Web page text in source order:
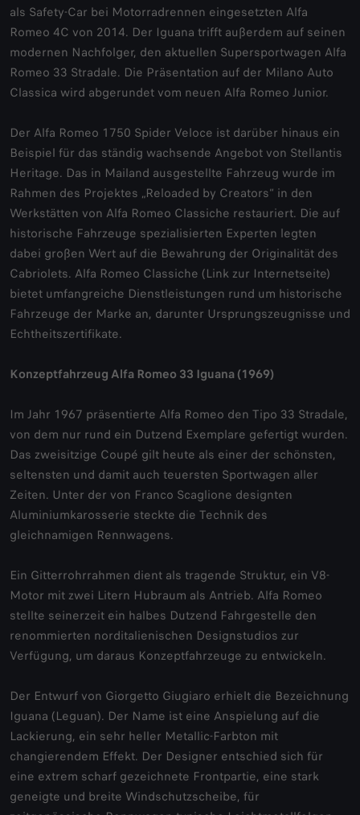
als Safety-Car bei Motorradrennen eingesetzten Alfa
Romeo 4C von 2014. Der Iguana trifft außerdem auf seinen
modernen Nachfolger, den aktuellen Supersportwagen Alfa
Romeo 33 Stradale. Die Präsentation auf der Milano Auto
Classica wird abgerundet vom neuen Alfa Romeo Junior.
Der Alfa Romeo 1750 Spider Veloce ist darüber hinaus ein
Beispiel für das ständig wachsende Angebot von Stellantis
Heritage. Das in Mailand ausgestellte Fahrzeug wurde im
Rahmen des Projektes „Reloaded by Creators“ in den
Werkstätten von Alfa Romeo Classiche restauriert. Die auf
historische Fahrzeuge spezialisierten Experten legten
dabei großen Wert auf die Bewahrung der Originalität des
Cabriolets. Alfa Romeo Classiche (Link zur Internetseite)
bietet umfangreiche Dienstleistungen rund um historische
Fahrzeuge der Marke an, darunter Ursprungszeugnisse und
Echtheitszertifikate.
Konzeptfahrzeug Alfa Romeo 33 Iguana (1969)
Im Jahr 1967 präsentierte Alfa Romeo den Tipo 33 Stradale,
von dem nur rund ein Dutzend Exemplare gefertigt wurden.
Das zweisitzige Coupé gilt heute als einer der schönsten,
seltensten und damit auch teuersten Sportwagen aller
Zeiten. Unter der von Franco Scaglione designten
Aluminiumkarosserie steckte die Technik des
gleichnamigen Rennwagens.
Ein Gitterrohrrahmen dient als tragende Struktur, ein V8-
Motor mit zwei Litern Hubraum als Antrieb. Alfa Romeo
stellte seinerzeit ein halbes Dutzend Fahrgestelle den
renommierten norditalienischen Designstudios zur
Verfügung, um daraus Konzeptfahrzeuge zu entwickeln.
Der Entwurf von Giorgetto Giugiaro erhielt die Bezeichnung
Iguana (Leguan). Der Name ist eine Anspielung auf die
Lackierung, ein sehr heller Metallic-Farbton mit
changierendem Effekt. Der Designer entschied sich für
eine extrem scharf gezeichnete Frontpartie, eine stark
geneigte und breite Windschutzscheibe, für